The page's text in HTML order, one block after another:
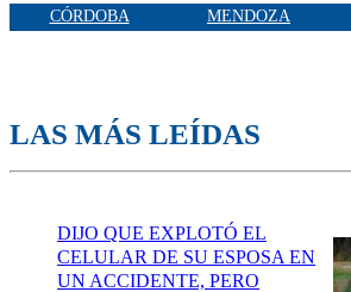
CÓRDOBA MENDOZA
LAS MÁS LEÍDAS
DIJO QUE EXPLOTÓ EL
CELULAR DE SU ESPOSA EN
UN ACCIDENTE, PERO